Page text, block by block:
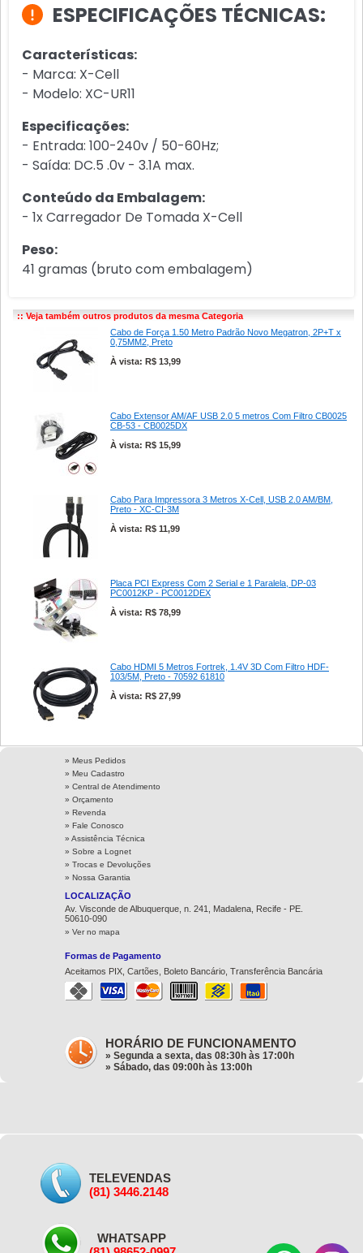
ESPECIFICAÇÕES TÉCNICAS:
Características:
- Marca: X-Cell
- Modelo: XC-UR11
Especificações:
- Entrada: 100-240v / 50-60Hz;
- Saída: DC.5 .0v - 3.1A max.
Conteúdo da Embalagem:
- 1x Carregador De Tomada X-Cell
Peso:
41 gramas (bruto com embalagem)
:: Veja também outros produtos da mesma Categoria
Cabo de Força 1.50 Metro Padrão Novo Megatron, 2P+T x
0,75MM2, Preto
À vista: R$ 13,99
Cabo Extensor AM/AF USB 2.0 5 metros Com Filtro CB0025
CB-53 - CB0025DX
À vista: R$ 15,99
Cabo Para Impressora 3 Metros X-Cell, USB 2.0 AM/BM,
Preto - XC-CI-3M
À vista: R$ 11,99
Placa PCI Express Com 2 Serial e 1 Paralela, DP-03
PC0012KP - PC0012DEX
À vista: R$ 78,99
Cabo HDMI 5 Metros Fortrek, 1.4V 3D Com Filtro HDF-
103/5M, Preto - 70592 61810
À vista: R$ 27,99
» Meus Pedidos
» Meu Cadastro
» Central de Atendimento
» Orçamento
» Revenda
» Fale Conosco
» Assistência Técnica
» Sobre a Lognet
» Trocas e Devoluções
» Nossa Garantia
LOCALIZAÇÃO
Av. Visconde de Albuquerque, n. 241, Madalena, Recife - PE.
50610-090
» Ver no mapa
Formas de Pagamento
Aceitamos PIX, Cartões, Boleto Bancário, Transferência Bancária
HORÁRIO DE FUNCIONAMENTO
» Segunda a sexta, das 08:30h às 17:00h
» Sábado, das 09:00h às 13:00h
TELEVENDAS
(81) 3446.2148
WHATSAPP